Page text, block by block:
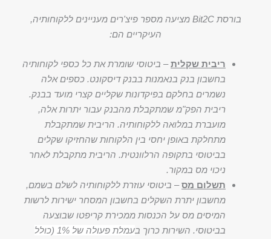
בורסת Bit2C מציעה מספר פיצ'רים מעניינים ללקוחותיה,
העיקריים הם:
ריבית שקלית– ביטוסי שומרת את כל כספי לקוחותיה
בחשבון בנק בנאמנות בבנק דיסקונט. כספים אלה
נשמרים בחלקם בפיקדונות שקליים קצרי מועד בבנק.
ריבית הפק"מ שמתקבלת מהבנק עבור יתרות אלה,
מועברת במלואה ללקוחותיה. הריבית שמתקבלת
מתחלקת באופן יחסי בין הלקוחות שהחזיקו שקלים
בביטוסי בתקופה הרלוונטית. הריבית מתקבלת לאחר
ניכוי מס במקור.
תשלום מס– ביטוסי עוזרת ללקוחותיה לשלם בשמם,
מחשבון יתרת השקלים בחשבון המסחר ישירות לרשות
המיסים מס על הכנסות ממכירת קריפטו שבוצעה
בביטוסי. השירות כרוך ב
עמלת פעולה של 1% (כולל